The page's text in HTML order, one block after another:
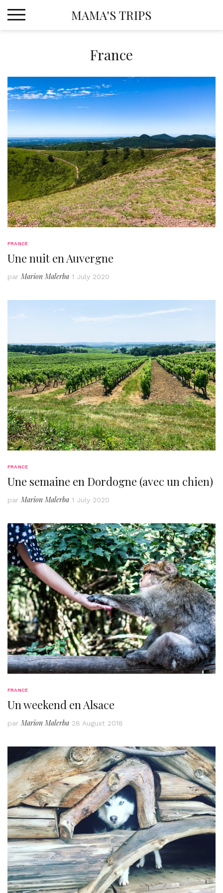
MAMA'S TRIPS
France
FRANCE
Une nuit en Auvergne
par Marion Malerba 1 July 2020
FRANCE
Une semaine en Dordogne (avec un chien)
par Marion Malerba 1 July 2020
FRANCE
Un weekend en Alsace
par Marion Malerba 28 August 2018